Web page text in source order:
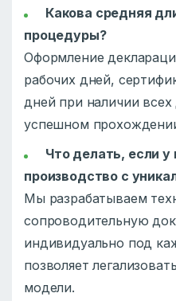
Какова средняя
процедуры?
Оформление
рабочих дней,
дней при наличии
успешном
Что делать, если у
производство с
Мы разрабатываем
сопроводительную
индивидуально под
позволяет
модели.